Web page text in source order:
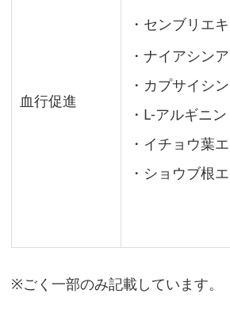
ク
ス
血行促進
・センブリエ
・ナイアシン
・カプサイシン
・L-アルギニン
・イチョウ葉
・ショウブ根
※ごく一部のみ記載しています。